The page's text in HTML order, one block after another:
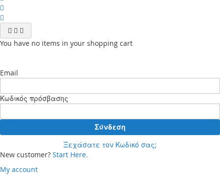
You have no items in your shopping cart
Email
Κωδικός πρόσβασης
Σύνδεση
Ξεχάσατε τον Κωδικό σας;
New customer? Start Here.
My account